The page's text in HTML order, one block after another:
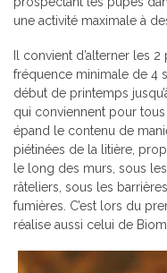
une activité maximale à
Il convient d’alterner les
fréquence minimale de 4
début de printemps
qui conviennent pour
épand le contenu de
piétinées de la litière,
le long des murs, sous
râteliers, sous les
fumières. C’est lors du
réalise aussi celui de